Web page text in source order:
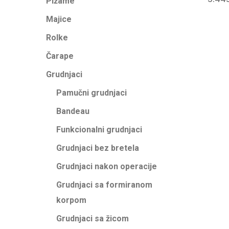
Majice
Rolke
Čarape
Grudnjaci
Pamučni grudnjaci
Bandeau
Funkcionalni grudnjaci
Grudnjaci bez bretela
Grudnjaci nakon operacije
Grudnjaci sa formiranom
korpom
Grudnjaci sa žicom